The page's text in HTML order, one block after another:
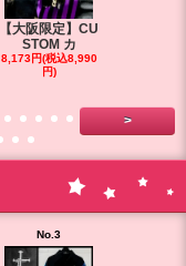
【大阪限定】CU
STOM カ
8,173円(税込8,990
円)
>
No.3